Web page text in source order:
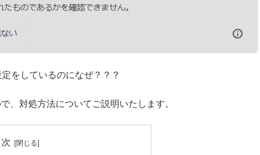
をしているのになぜ？？？
、対処方法についてご説明いたします。